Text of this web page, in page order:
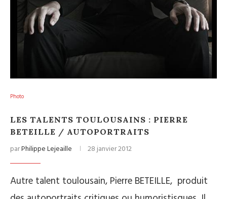
Photo
LES TALENTS TOULOUSAINS : PIERRE
BETEILLE / AUTOPORTRAITS
parPhilippe Lejeaille 28 janvier 2012
Autre talent toulousain, Pierre BETEILLE, produit